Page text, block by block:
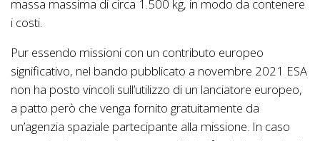
massa massima di circa 1.500 kg, in modo da contenere
i costi.
Pur essendo missioni con un contributo europeo
significativo, nel bando pubblicato a novembre 2021 ESA
non ha posto vincoli sull’utilizzo di un lanciatore europeo,
a patto però che venga fornito gratuitamente da
un’agenzia spaziale partecipante alla missione. In caso